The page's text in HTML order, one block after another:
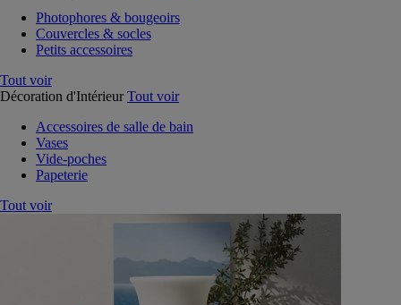
Photophores & bougeoirs
Couvercles & socles
Petits accessoires
Tout voir
Décoration d'Intérieur Tout voir
Accessoires de salle de bain
Vases
Vide-poches
Papeterie
Tout voir